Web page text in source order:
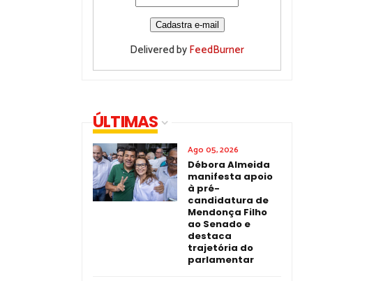
Delivered byFeedBurner
ÚLTIMAS
Ago 05, 2026
Débora Almeida
manifesta apoio
à pré-
candidatura de
Mendonça Filho
ao Senado e
destaca
trajetória do
parlamentar